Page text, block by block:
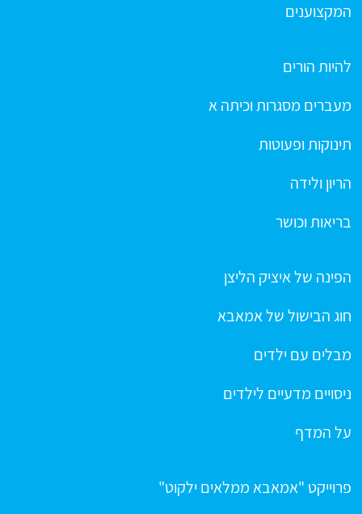
המקצוענים
להיות הורים
מעברים מסגרות וכיתה א
תינוקות ופעוטות
הריון ולידה
בריאות וכושר
הפינה של איציק הליצן
חוג הבישול של אמאבא
מבלים עם ילדים
ניסויים מדעיים לילדים
על המדף
פרוייקט "אמאבא ממלאים ילקוט"